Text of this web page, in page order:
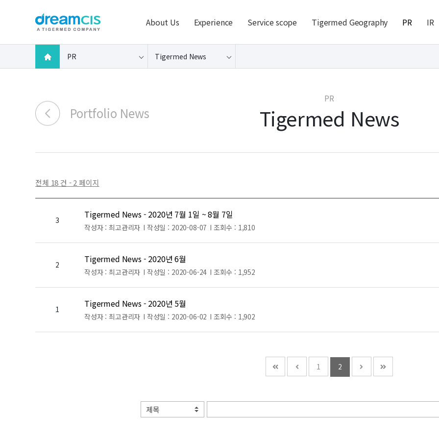
About Us Experience Service scope Tigermed Geography PR IR
PR Tigermed News
Portfolio News
PR
Tigermed News
전체 18 건 - 2 페이지
3 Tigermed News - 2020년 7월 1일 ~ 8월 7일
작성자 : 최고관리자 I 작성일 : 2020-08-07 I 조회수 : 1,810
2 Tigermed News - 2020년 6월
작성자 : 최고관리자 I 작성일 : 2020-06-24 I 조회수 : 1,952
1 Tigermed News - 2020년 5월
작성자 : 최고관리자 I 작성일 : 2020-06-02 I 조회수 : 1,902
1 2